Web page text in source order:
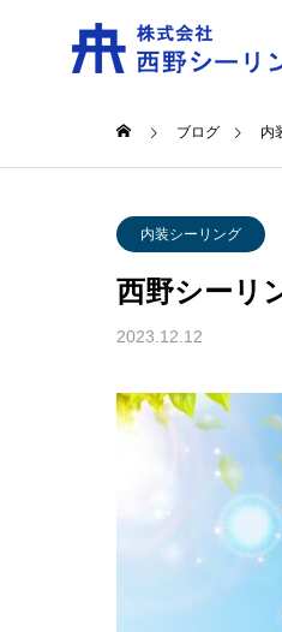
ブログ 内
内装シーリング
西野シーリ
2023.12.12